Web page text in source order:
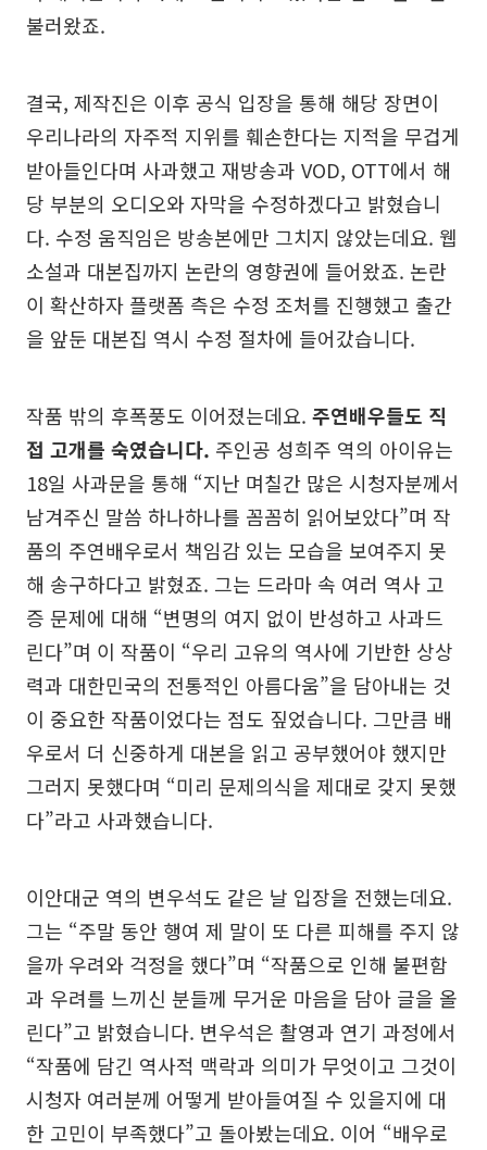
불러왔죠.
결국, 제작진은 이후 공식 입장을 통해 해당 장면이
우리나라의 자주적 지위를 훼손한다는 지적을 무겁게
받아들인다며 사과했고 재방송과 VOD, OTT에서 해
당 부분의 오디오와 자막을 수정하겠다고 밝혔습니
다. 수정 움직임은 방송본에만 그치지 않았는데요. 웹
소설과 대본집까지 논란의 영향권에 들어왔죠. 논란
이 확산하자 플랫폼 측은 수정 조처를 진행했고 출간
을 앞둔 대본집 역시 수정 절차에 들어갔습니다.
작품 밖의 후폭풍도 이어졌는데요. 주연배우들도 직
접 고개를 숙였습니다. 주인공 성희주 역의 아이유는
18일 사과문을 통해 “지난 며칠간 많은 시청자분께서
남겨주신 말씀 하나하나를 꼼꼼히 읽어보았다”며 작
품의 주연배우로서 책임감 있는 모습을 보여주지 못
해 송구하다고 밝혔죠. 그는 드라마 속 여러 역사 고
증 문제에 대해 “변명의 여지 없이 반성하고 사과드
린다”며 이 작품이 “우리 고유의 역사에 기반한 상상
력과 대한민국의 전통적인 아름다움”을 담아내는 것
이 중요한 작품이었다는 점도 짚었습니다. 그만큼 배
우로서 더 신중하게 대본을 읽고 공부했어야 했지만
그러지 못했다며 “미리 문제의식을 제대로 갖지 못했
다”라고 사과했습니다.
이안대군 역의 변우석도 같은 날 입장을 전했는데요.
그는 “주말 동안 행여 제 말이 또 다른 피해를 주지 않
을까 우려와 걱정을 했다”며 “작품으로 인해 불편함
과 우려를 느끼신 분들께 무거운 마음을 담아 글을 올
린다”고 밝혔습니다. 변우석은 촬영과 연기 과정에서
“작품에 담긴 역사적 맥락과 의미가 무엇이고 그것이
시청자 여러분께 어떻게 받아들여질 수 있을지에 대
한 고민이 부족했다”고 돌아봤는데요. 이어 “배우로